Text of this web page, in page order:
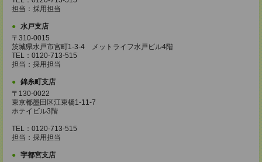
担当：採用担当
水戸支店
〒310-0015
茨城県水戸市宮町1-3-4 メットライフ水戸ビル4階
TEL：0120-713-515
担当：採用担当
錦糸町支店
〒130-0022
東京都墨田区江東橋1-11-7
ホテイビル3階
TEL：0120-713-515
担当：採用担当
宇都宮支店